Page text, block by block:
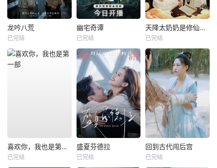
龙吟八荒
已完结
幽宅奇谭
已完结
天降太奶奶是修仙老祖
已完结
喜欢你，我也是第一部
已完结
盛夏芬德拉
已完结
回到古代闯后宫
已完结